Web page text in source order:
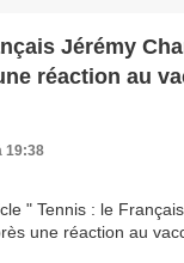
Jérémy
réaction au
19:38